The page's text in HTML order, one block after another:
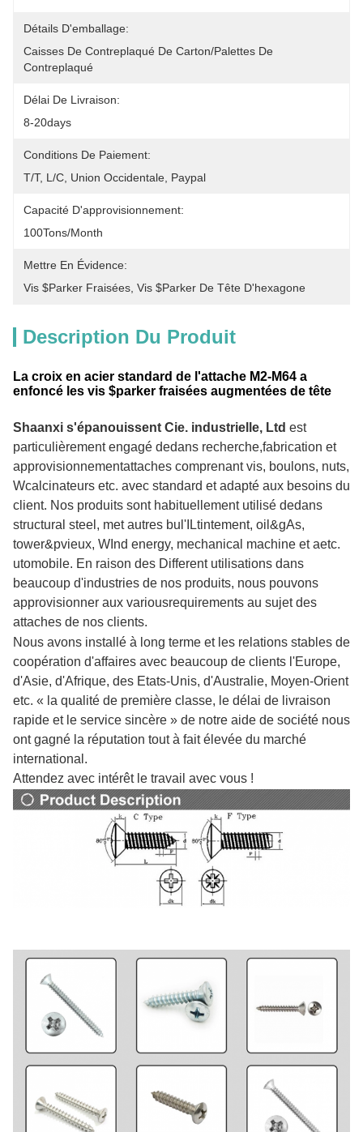
Détails D'emballage:
Caisses De Contreplaqué De Carton/palettes De
Contreplaqué
Délai De Livraison:
8-20days
Conditions De Paiement:
T/T, L/C, Union Occidentale, Paypal
Capacité D'approvisionnement:
100Tons/Month
Mettre En Évidence:
Vis $parker Fraisées Vis $parker De Tête D'hexagone
Description Du Produit
La croix en acier standard de l'attache M2-M64 a
enfoncé les vis $parker fraisées augmentées de tête
Shaanxi s'épanouissent Cie. industrielle, Ltd est
particulièrement engagé dedans recherche,fabrication et
approvisionnementattaches comprenant vis, boulons, nuts,
Wcalcinateurs etc. avec standard et adapté aux besoins du
client. Nos produits sont habituellement utilisé dedans
structural steel , met autres bu l'ILtintement, oil&gAs,
tower&pvieux, W Ind energy, mechanical machine et aetc.
utomobile. En raison des Different utilisations dans
beaucoup d'industries de nos produits, nous pouvons
approvisionner aux variousrequirements au sujet des
attaches de nos clients.
Nous avons installé à long terme et les relations stables de
coopération d'affaires avec beaucoup de clients l'Europe,
d'Asie, d'Afrique, des Etats-Unis, d'Australie, Moyen-Orient
etc. « la qualité de première classe, le délai de livraison
rapide et le service sincère » de notre aide de société nous
ont gagné la réputation tout à fait élevée du marché
international.
Attendez avec intérêt le travail avec vous !